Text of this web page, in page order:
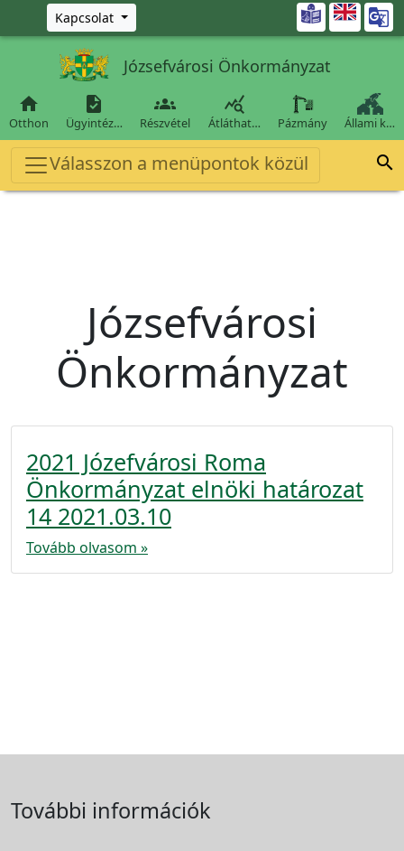
Ugrás a fő tartalomra
Kapcsolat 
Józsefvárosi Önkormányzat

Otthon

Ügyintéz…

Részvétel

Átláthat… Pázmány Állami k…
Válasszon a menüpontok közül 
Józsefvárosi
Önkormányzat
2021 Józefvárosi Roma
Önkormányzat elnöki határozat
14 2021.03.10
Tovább olvasom »
További információk